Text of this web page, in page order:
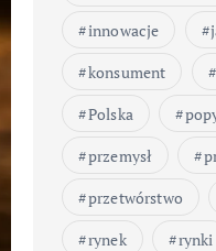
innowacje
konsument
Polska
przemysł
przetwórstwo
rynek
rynki